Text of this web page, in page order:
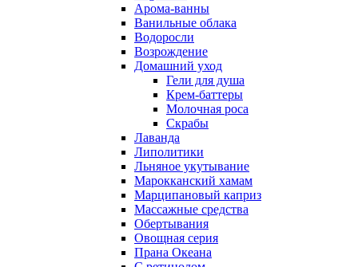
Арома-ванны
Ванильные облака
Водоросли
Возрождение
Домашний уход
Гели для душа
Крем-баттеры
Молочная роса
Скрабы
Лаванда
Липолитики
Льняное укутывание
Марокканский хамам
Марципановый каприз
Массажные средства
Обертывания
Овощная серия
Прана Океана